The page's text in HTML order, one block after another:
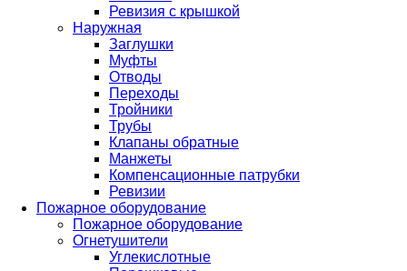
Ревизия с крышкой
Наружная
Заглушки
Муфты
Отводы
Переходы
Тройники
Трубы
Клапаны обратные
Манжеты
Компенсационные патрубки
Ревизии
Пожарное оборудование
Пожарное оборудование
Огнетушители
Углекислотные